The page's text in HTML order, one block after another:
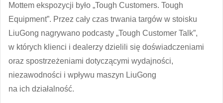
Mottem ekspozycji było „Tough Customers. Tough
Equipment”. Przez cały czas trwania targów w stoisku
LiuGong nagrywano podcasty „Tough Customer Talk”,
w których klienci i dealerzy dzielili się doświadczeniami
oraz spostrzeżeniami dotyczącymi wydajności,
niezawodności i wpływu maszyn LiuGong
na ich działalność.